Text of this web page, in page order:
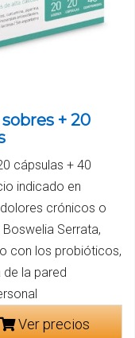
+ 20
cápsulas + 40
indicado en
crónicos o
Serrata,
con los probióticos,
la pared
Ver precios